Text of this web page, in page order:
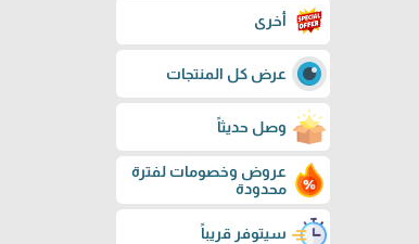
أخرى
عرض كل المنتجات
وصل حديثاً
عروض وخصومات لفترة
محدودة
سيتوفر قريباً